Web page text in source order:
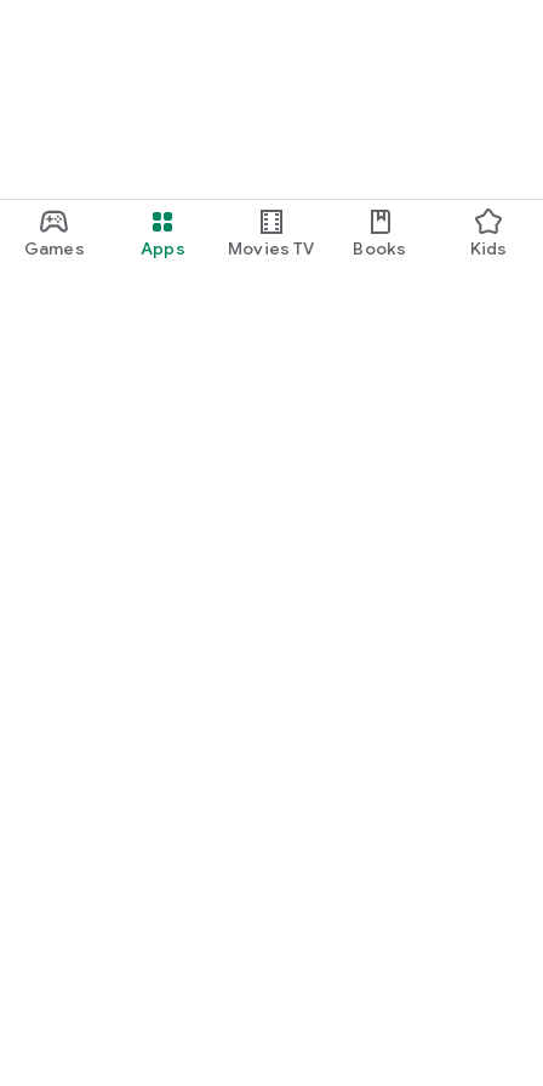
Games Apps Movies TV Books Kids